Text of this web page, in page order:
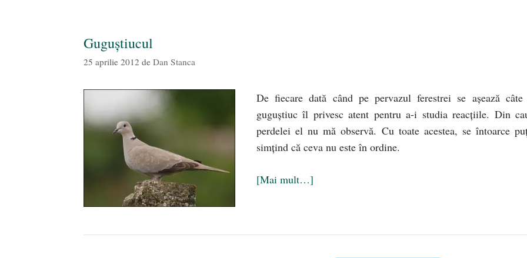
Guguştiucul
25 aprilie 2012 de Dan Stanca
De fiecare dată când pe pervazul ferestrei se aşează
guguştiuc îl privesc atent pentru a-i studia reacţiile. Din
perdelei el nu mă observă. Cu toate acestea, se întoarce
simţind că ceva nu este în ordine.
[Mai mult…]